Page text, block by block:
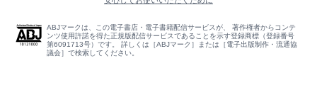
ABJマークは、この電子書店・電子書籍配信サービスが、 著作権者からコンテ
ンツ使用許諾を得た正規版配信サービスであることを示す登録商標（登録番号
第6091713号）です。 詳しくは［ABJマーク］または［電子出版制作・流通協
議会］で検索してください。